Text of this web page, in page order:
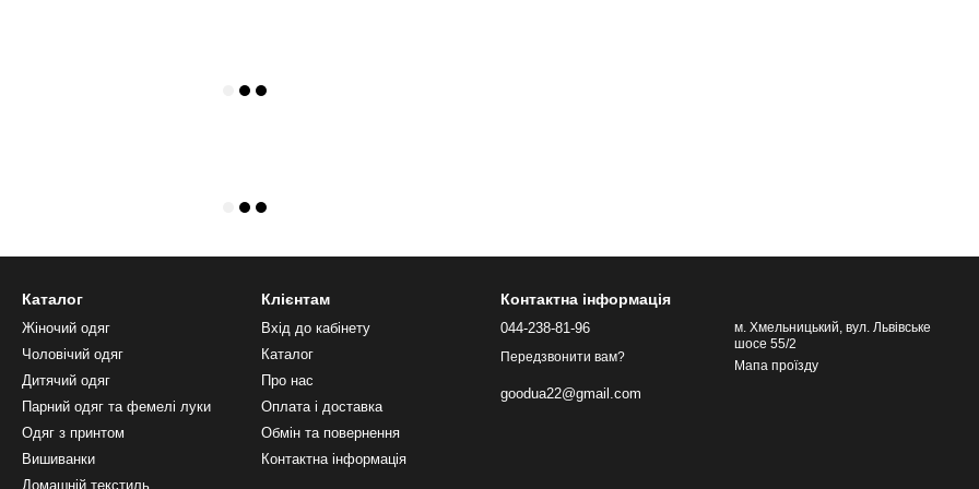
Каталог
Жіночий одяг
Чоловічий одяг
Дитячий одяг
Парний одяг та фемелі луки
Одяг з принтом
Вишиванки
Домашній текстиль
Клієнтам
Вхід до кабінету
Каталог
Про нас
Оплата і доставка
Обмін та повернення
Контактна інформація
Контактна інформація
044-238-81-96
Передзвонити вам?
goodua22@gmail.com
м. Хмельницький, вул. Львівське
шосе 55/2
Мапа проїзду